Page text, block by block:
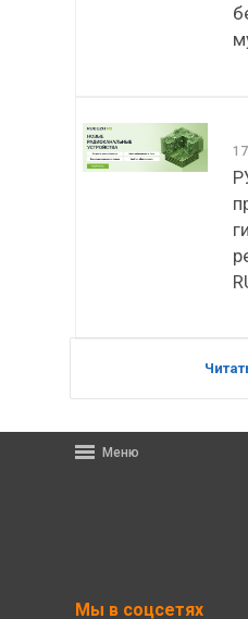
Меню
Мы в соцсетях